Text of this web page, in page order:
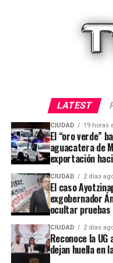
LATEST
CIUDAD 19 horas
El “oro verde”
aguacatera de
exportación
CIUDAD 2 días
El caso
exgobernador
ocultar pruebas
CIUDAD 2 días
Reconoce la
dejan huella en